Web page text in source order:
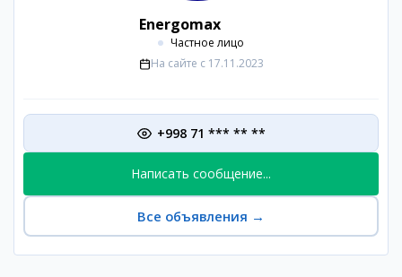
Energomax
Частное лицо
На сайте с 17.11.2023
+998 71 *** ** **
Написать сообщение...
Все объявления →